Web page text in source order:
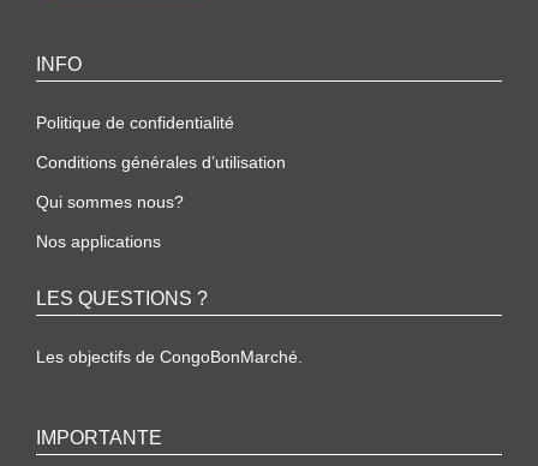
INFO
Politique de confidentialité
Conditions générales d’utilisation
Qui sommes nous?
Nos applications
LES QUESTIONS ?
Les objectifs de CongoBonMarché.
IMPORTANTE